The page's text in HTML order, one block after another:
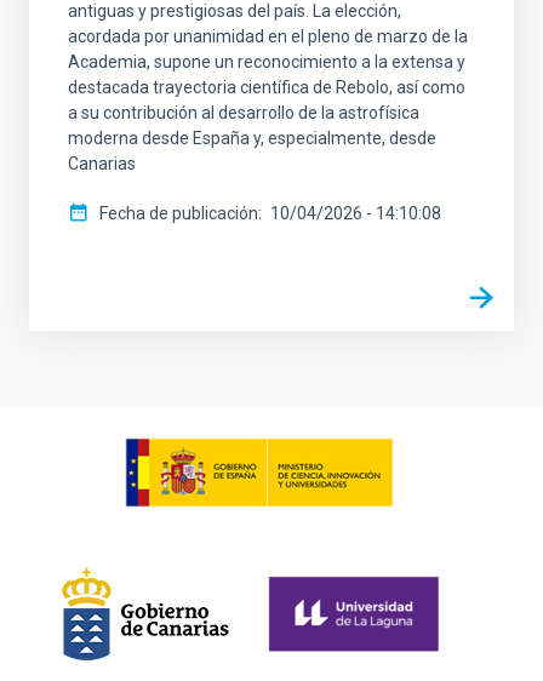
antiguas y prestigiosas del país. La elección,
acordada por unanimidad en el pleno de marzo de la
Academia, supone un reconocimiento a la extensa y
destacada trayectoria científica de Rebolo, así como
a su contribución al desarrollo de la astrofísica
moderna desde España y, especialmente, desde
Canarias
Fecha de publicación 10/04/2026 - 14:10:08